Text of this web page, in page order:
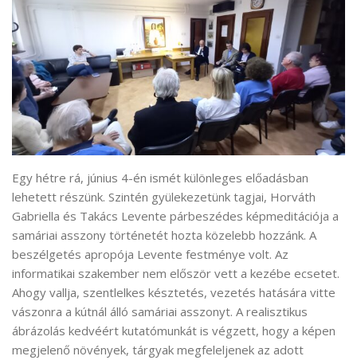
Egy hétre rá, június 4-én ismét különleges előadásban
lehetett részünk. Szintén gyülekezetünk tagjai, Horváth
Gabriella és Takács Levente párbeszédes képmeditációja a
samáriai asszony történetét hozta közelebb hozzánk. A
beszélgetés apropója Levente festménye volt. Az
informatikai szakember nem először vett a kezébe ecsetet.
Ahogy vallja, szentlelkes késztetés, vezetés hatására vitte
vászonra a kútnál álló samáriai asszonyt. A realisztikus
ábrázolás kedvéért kutatómunkát is végzett, hogy a képen
megjelenő növények, tárgyak megfeleljenek az adott